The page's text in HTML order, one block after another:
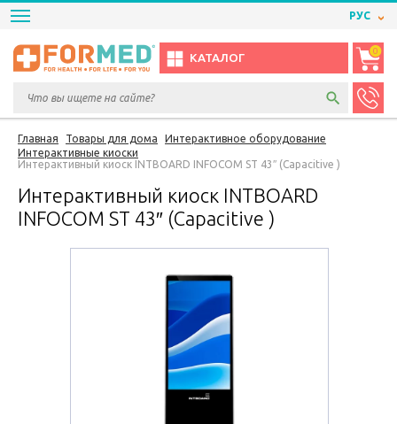
РУС
КАТАЛОГ
0
Главная Товары для дома
Интерактивное оборудование
Интерактивные киоски
Интерактивный киоск INTBOARD INFOCOM ST 43″ (Capacitive )
Интерактивный киоск INTBOARD
INFOCOM ST 43″ (Capacitive )